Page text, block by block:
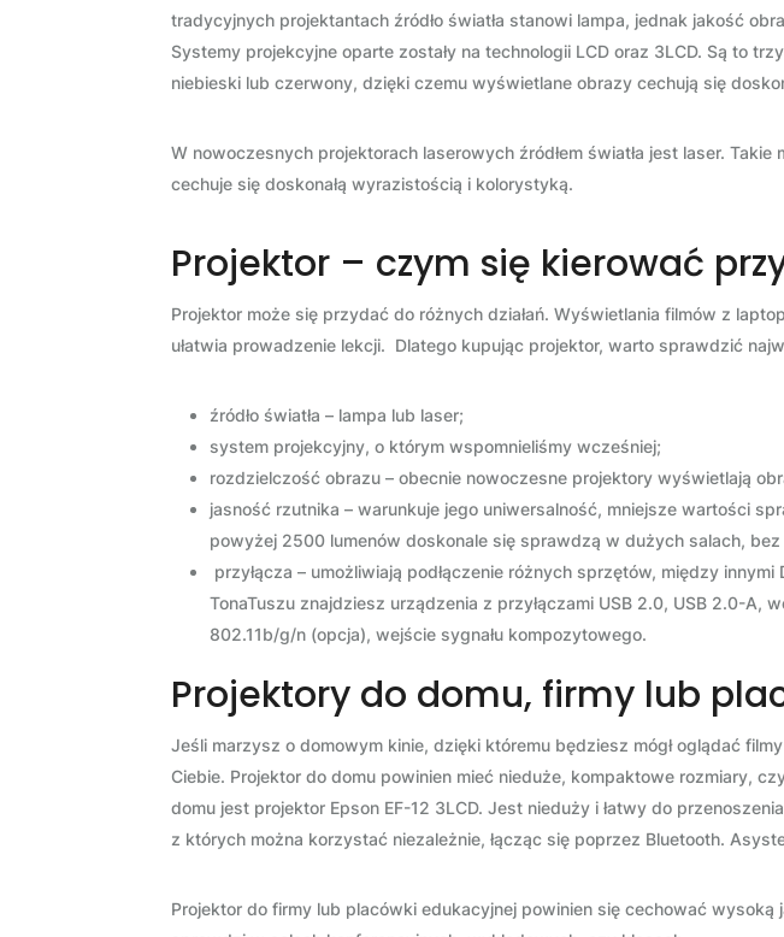
tradycyjnych projektantach źródło światła stanowi lampa, jednak jakość
Systemy projekcyjne oparte zostały na technologii LCD oraz 3LCD. Są to
niebieski lub czerwony, dzięki czemu wyświetlane obrazy cechują się
W nowoczesnych projektorach laserowych źródłem światła jest laser.
cechuje się doskonałą wyrazistością i kolorystyką.
Projektor – czym się kierować
Projektor może się przydać do różnych działań. Wyświetlania filmów z
ułatwia prowadzenie lekcji. Dlatego kupując projektor, warto sprawdzić
źródło światła – lampa lub laser;
system projekcyjny, o którym wspomnieliśmy wcześniej;
rozdzielczość obrazu – obecnie nowoczesne projektory wyświetlają
jasność rzutnika – warunkuje jego uniwersalność, mniejsze wartości
powyżej 2500 lumenów doskonale się sprawdzą w dużych salach, bez
przyłącza – umożliwiają podłączenie różnych sprzętów, między
TonaTuszu znajdziesz urządzenia z przyłączami USB 2.0, USB 2.0-
802.11b/g/n (opcja), wejście sygnału kompozytowego.
Projektory do domu, firmy lub
Jeśli marzysz o domowym kinie, dzięki któremu będziesz mógł oglądać
Ciebie. Projektor do domu powinien mieć nieduże, kompaktowe rozmiary,
domu jest projektor Epson EF-12 3LCD. Jest nieduży i łatwy do
z których można korzystać niezależnie, łącząc się poprzez Bluetooth.
Projektor do firmy lub placówki edukacyjnej powinien się cechować